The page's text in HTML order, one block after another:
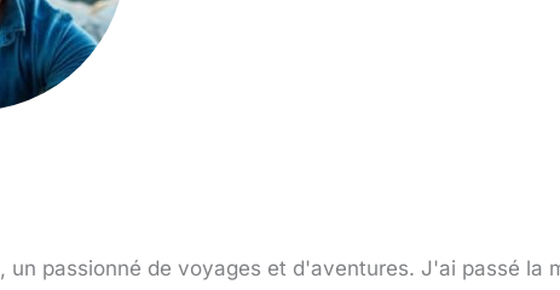
, un passionné de voyages et d'aventures. J'ai passé la